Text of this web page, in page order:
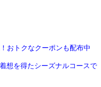
おトクなクーポンも配布中
想を得たシーズナルコースで